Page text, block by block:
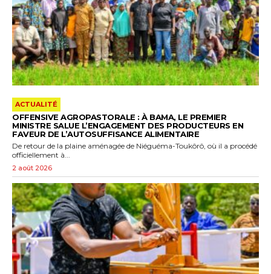
ACTUALITÉ
OFFENSIVE AGROPASTORALE : À BAMA, LE PREMIER
MINISTRE SALUE L’ENGAGEMENT DES PRODUCTEURS EN
FAVEUR DE L’AUTOSUFFISANCE ALIMENTAIRE
De retour de la plaine aménagée de Niéguéma-Toukôrô, où il a procédé
officiellement à...
2 août 2026